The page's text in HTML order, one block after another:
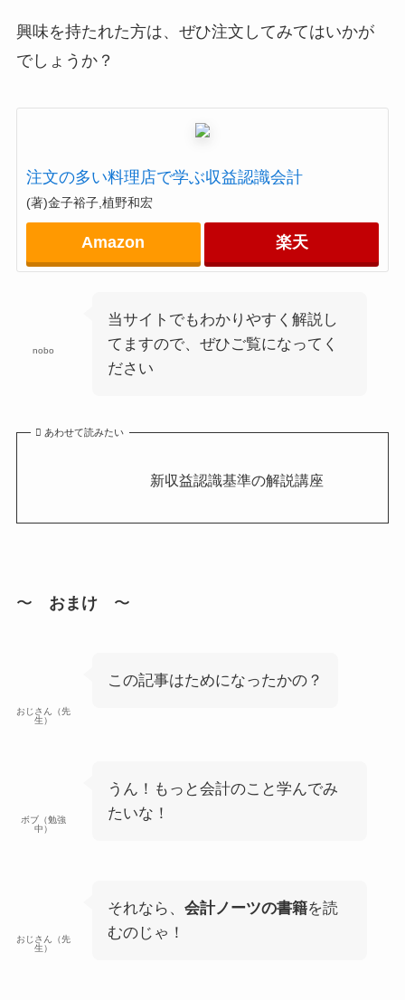
興味を持たれた方は、ぜひ注文してみてはいかが
でしょうか？
注文の多い料理店で学ぶ収益認識会計
(著)金子裕子,植野和宏
Amazon 楽天
nobo
当サイトでもわかりやすく解説し
てますので、ぜひご覧になってく
ださい
あわせて読みたい
新収益認識基準の解説講座
〜 おまけ 〜
おじさん（先
生）
この記事はためになったかの？
ボブ（勉強
中）
うん！もっと会計のこと学んでみ
たいな！
おじさん（先
生）
それなら、 会計ノーツの書籍を読
むのじゃ！